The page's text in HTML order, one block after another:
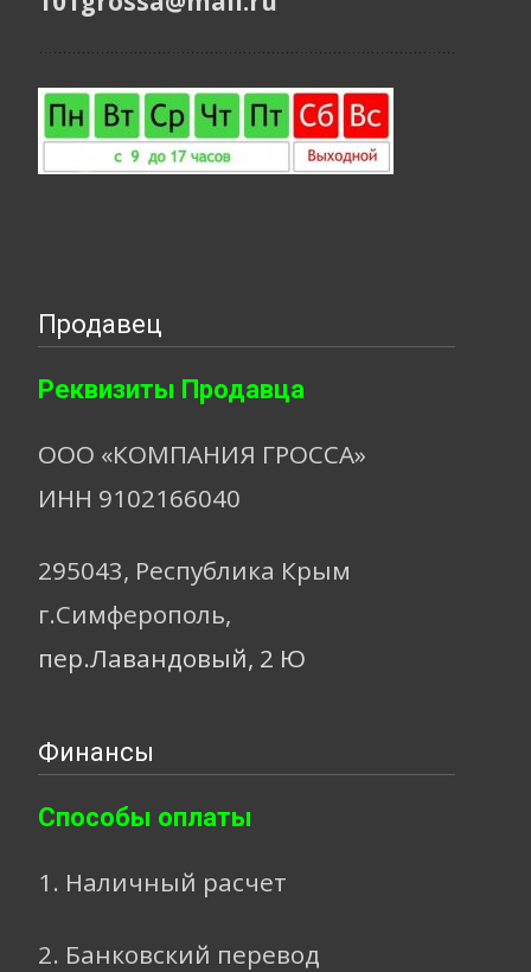
Продавец
Реквизиты Продавца
ООО «КОМПАНИЯ ГРОССА»
ИНН 9102166040
295043, Республика Крым
г.Симферополь,
пер.Лавандовый, 2 Ю
Финансы
Способы оплаты
1. Наличный расчет
2. Банковский перевод